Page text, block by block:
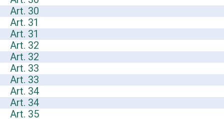
Art. 30
Art. 31
Art. 31
Art. 32
Art. 32
Art. 33
Art. 33
Art. 34
Art. 34
Art. 35